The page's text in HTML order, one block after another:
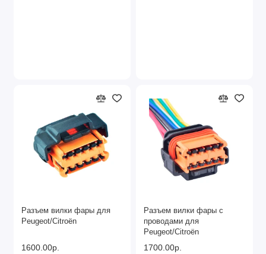
Разъем вилки фары для
Peugeot/Citroën
1600.00р.
Разъем вилки фары с
проводами для
Peugeot/Citroën
1700.00р.